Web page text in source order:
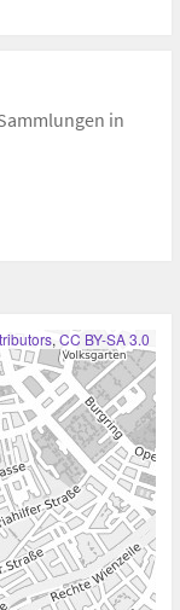
in
, CC BY-SA 3.0